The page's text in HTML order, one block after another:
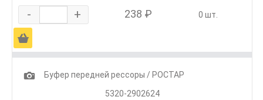
- + 238 ₽ 0 шт.
Ä
1
Буфер передней рессоры / РОСТАР
5320-2902624